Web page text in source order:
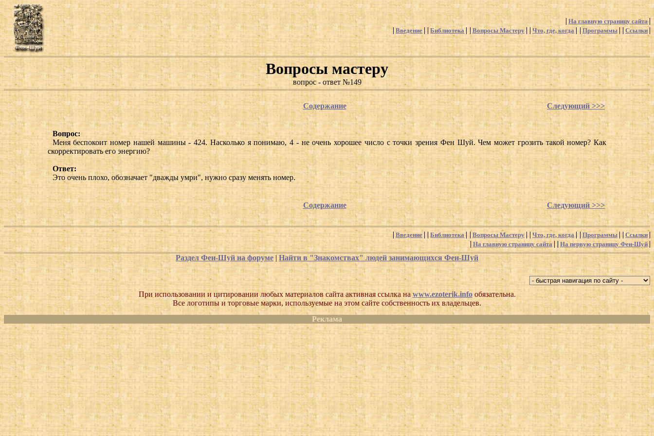
На главную страницу сайта
Введение
Библиотека Вопросы Мастеру Что, где, когда Программы Ссылки
Вопросы мастеру
вопрос - ответ №149
Содержание Следующий >>>
Вопрос:
Меня беспокоит номер нашей машины - 424. Насколько я понимаю, 4 - не очень хорошее число с точки зрения Фен Шуй. Чем может грозить такой номер? Как
скорректировать его энергию?
Ответ:
Это очень плохо, обозначает "дважды умри", нужно сразу менять номер.
Содержание Следующий >>>
Введение Библиотека Вопросы Мастеру Что, где, когда Программы
Ссылки
На главную страницу сайта
На первую страницу Фен-Шуй
Раздел Фен-Шуй на форуме Найти в "Знакомствах" людей занимающихся Фен-Шуй
При использовании и цитировании любых материалов сайта активная ссылка наwww.ezoterik.infoобязательна.
Все логотипы и торговые марки, используемые на этом сайте собственность их владельцев.
Реклама